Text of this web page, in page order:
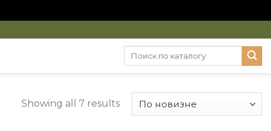
Showing all 7 results